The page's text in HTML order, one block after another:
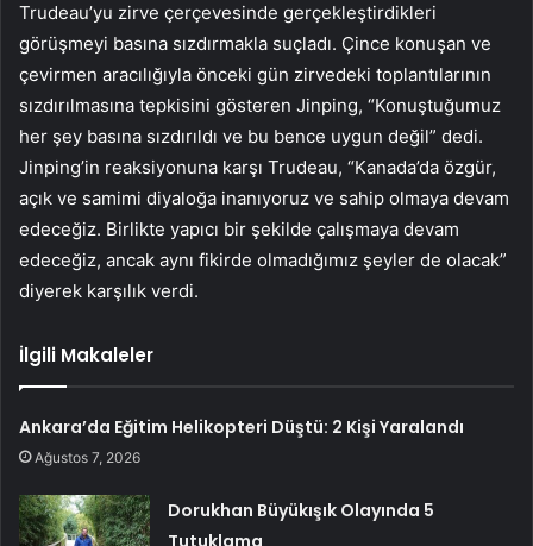
Trudeau’yu zirve çerçevesinde gerçekleştirdikleri
görüşmeyi basına sızdırmakla suçladı. Çince konuşan ve
çevirmen aracılığıyla önceki gün zirvedeki toplantılarının
sızdırılmasına tepkisini gösteren Jinping, “Konuştuğumuz
her şey basına sızdırıldı ve bu bence uygun değil” dedi.
Jinping’in reaksiyonuna karşı Trudeau, “Kanada’da özgür,
açık ve samimi diyaloğa inanıyoruz ve sahip olmaya devam
edeceğiz. Birlikte yapıcı bir şekilde çalışmaya devam
edeceğiz, ancak aynı fikirde olmadığımız şeyler de olacak”
diyerek karşılık verdi.
İlgili Makaleler
Ankara’da Eğitim Helikopteri Düştü: 2 Kişi Yaralandı
Ağustos 7, 2026
Dorukhan Büyükışık Olayında 5